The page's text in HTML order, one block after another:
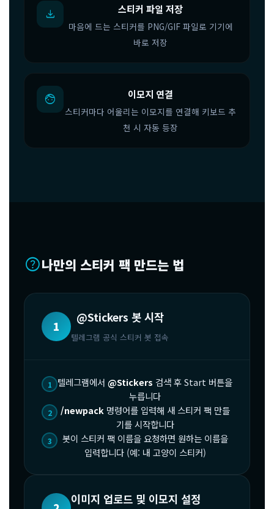
download 스티커 파일 저장
마음에 드는 스티커를 PNG/GIF 파일로 기기에
바로 저장
face 이모지 연결
스티커마다 어울리는 이모지를 연결해 키보드 추
천 시 자동 등장
help나만의 스티커 팩 만드는 법
1
@Stickers 봇 시작
텔레그램 공식 스티커 봇 접속
1 텔레그램에서 @Stickers 검색 후 Start 버튼을
누릅니다
2 /newpack 명령어를 입력해 새 스티커 팩 만들
기를 시작합니다
3
봇이 스티커 팩 이름을 요청하면 원하는 이름을
입력합니다 (예: 내 고양이 스티커)
이미지 업로드 및 이모지 설정